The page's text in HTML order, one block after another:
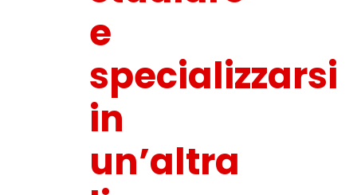
e
specializzarsi
in
un’altra